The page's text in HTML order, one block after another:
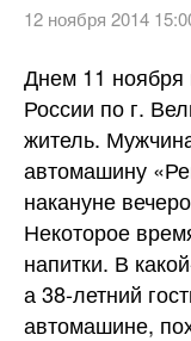
12 ноября 2014
Днем 11
России по г.
житель.
автомашину
накануне
Некоторое
напитки. В
а 38-летний
автомашине,